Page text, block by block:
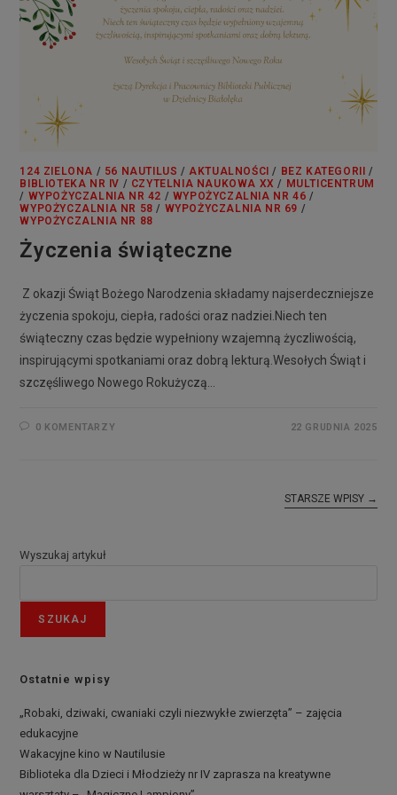
124 ZIELONA / 56 NAUTILUS / AKTUALNOŚCI / BEZ KATEGORII /
BIBLIOTEKA NR IV / CZYTELNIA NAUKOWA XX / MULTICENTRUM
/ WYPOŻYCZALNIA NR 42 / WYPOŻYCZALNIA NR 46 /
WYPOŻYCZALNIA NR 58 / WYPOŻYCZALNIA NR 69 /
WYPOŻYCZALNIA NR 88
Życzenia świąteczne
Z okazji Świąt Bożego Narodzenia składamy najserdeczniejsze
życzenia spokoju, ciepła, radości oraz nadziei.Niech ten
świąteczny czas będzie wypełniony wzajemną życzliwością,
inspirującymi spotkaniami oraz dobrą lekturą.Wesołych Świąt i
szczęśliwego Nowego Rokużyczą…
0 KOMENTARZY 22 GRUDNIA 2025
STARSZE WPISY →
Wyszukaj artykuł
SZUKAJ
Ostatnie wpisy
„Robaki, dziwaki, cwaniaki czyli niezwykłe zwierzęta” – zajęcia
edukacyjne
Wakacyjne kino w Nautilusie
Biblioteka dla Dzieci i Młodzieży nr IV zaprasza na kreatywne